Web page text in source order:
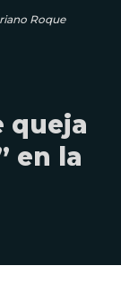
Roque
queja
en la